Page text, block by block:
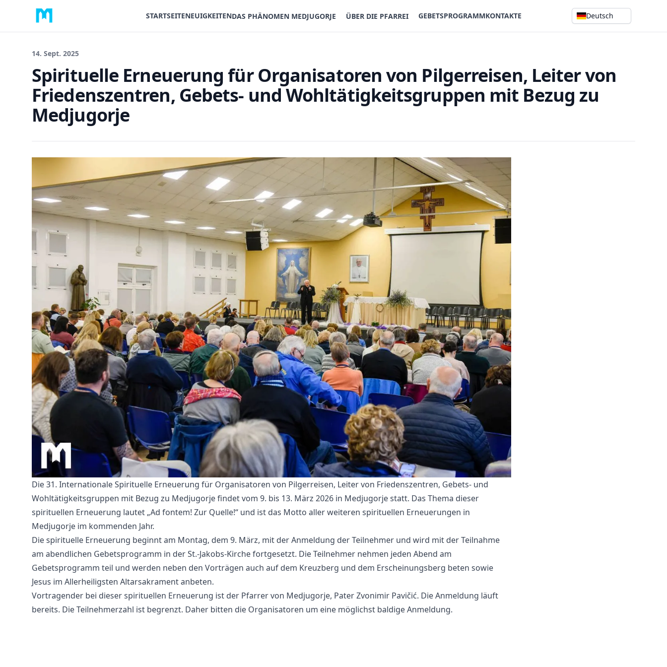
STARTSEITENEUIGKEITENDAS PHÄNOMEN MEDJUGORJE ÜBER DIE PFARREI GEBETSPROGRAMMKONTAKTE Deutsch
14. Sept. 2025
Spirituelle Erneuerung für Organisatoren von Pilgerreisen, Leiter von
Friedenszentren, Gebets- und Wohltätigkeitsgruppen mit Bezug zu
Medjugorje
Die 31. Internationale Spirituelle Erneuerung für Organisatoren von Pilgerreisen, Leiter von Friedenszentren, Gebets- und
Wohltätigkeitsgruppen mit Bezug zu Medjugorje findet vom 9. bis 13. März 2026 in Medjugorje statt. Das Thema dieser
spirituellen Erneuerung lautet „Ad fontem! Zur Quelle!“ und ist das Motto aller weiteren spirituellen Erneuerungen in
Medjugorje im kommenden Jahr.
Die spirituelle Erneuerung beginnt am Montag, dem 9. März, mit der Anmeldung der Teilnehmer und wird mit der Teilnahme
am abendlichen Gebetsprogramm in der St.-Jakobs-Kirche fortgesetzt. Die Teilnehmer nehmen jeden Abend am
Gebetsprogramm teil und werden neben den Vorträgen auch auf dem Kreuzberg und dem Erscheinungsberg beten sowie
Jesus im Allerheiligsten Altarsakrament anbeten.
Vortragender bei dieser spirituellen Erneuerung ist der Pfarrer von Medjugorje, Pater Zvonimir Pavičić. Die Anmeldung läuft
bereits. Die Teilnehmerzahl ist begrenzt. Daher bitten die Organisatoren um eine möglichst baldige Anmeldung.